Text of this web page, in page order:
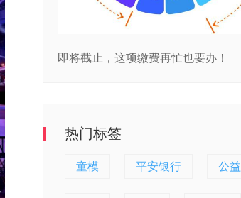
即将截止，这项缴费再忙也要办！
热门标签
童模 平安银行 公益